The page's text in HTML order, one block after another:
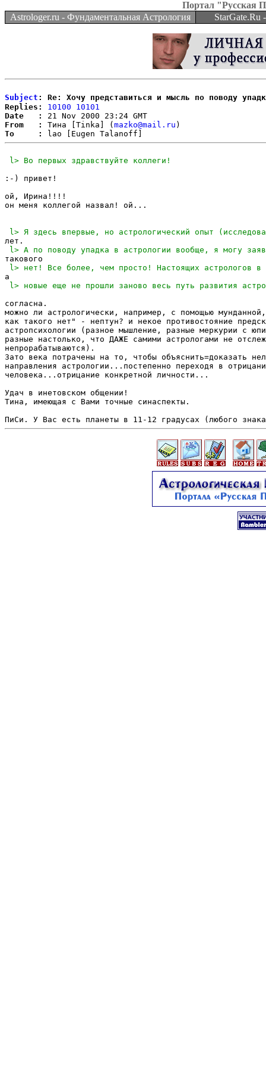
Портал "Русская
Astrologer.ru - Фундаментальная Астрология
StarGate.Ru
Subject : Re: Хочу представиться и мысль по поводу
Replies:
10100
10101
Date   :
From   :
Тина [Tinka] ( mazko@mail.ru
To     :
:-) привет!
ой, Ирина!!!!
он меня коллегой назвал! ой...
согласна.
можно ли астрологически, например, с помощью
как такого нет" - нептун? и некое противостояние
астропсихологии (разное мышление, разные меркурии с
разные настолько, что ДАЖЕ самими астрологами не
непрорабатываются).
Зато века потрачены на то, чтобы объяснить=доказать
направления астрологии...постепенно переходя в
человека...отрицание конкретной личности...
Удач в инетовском общении!
Тина, имеющая с Вами точные синаспекты.